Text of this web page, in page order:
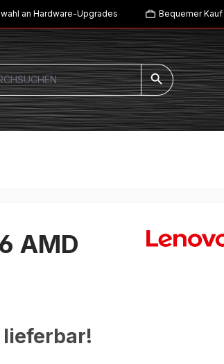
an Hardware-Upgrades Bequemer
AMD
lieferbar!